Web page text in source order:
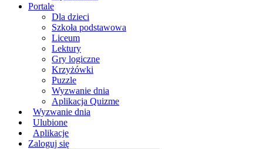
Portale
Dla dzieci
Szkoła podstawowa
Liceum
Lektury
Gry logiczne
Krzyżówki
Puzzle
Wyzwanie dnia
Aplikacja Quizme
Wyzwanie dnia
Ulubione
Aplikacje
Zaloguj się